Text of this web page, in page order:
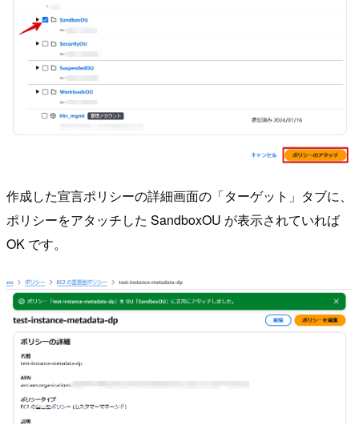
作成した宣言ポリシーの詳細画面の「ターゲット」タブに、
ポリシーをアタッチした SandboxOU が表示されていれば
OK です。